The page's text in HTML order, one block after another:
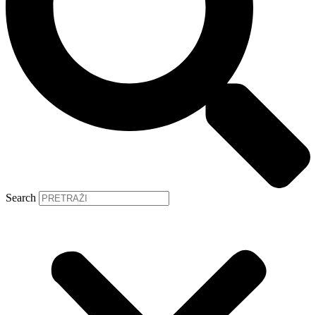
Search